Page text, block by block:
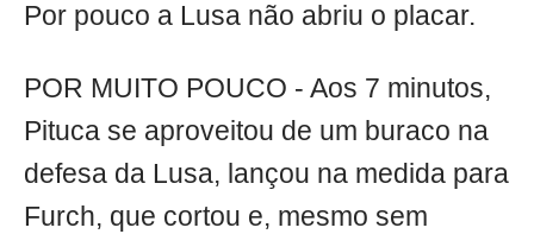
Por pouco a Lusa não abriu o placar.
POR MUITO POUCO - Aos 7 minutos,
Pituca se aproveitou de um buraco na
defesa da Lusa, lançou na medida para
Furch, que cortou e, mesmo sem